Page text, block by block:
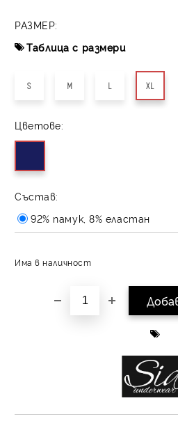
РАЗМЕР:
Таблица с размери
S M L XL
Цветове:
Състав:
92% памук, 8% еластан
Има в наличност